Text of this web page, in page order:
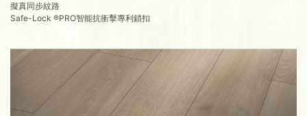
擬真同步紋路
Safe-Lock ®PRO智能抗衝擊專利鎖扣